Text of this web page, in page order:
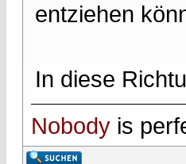
entziehen
In diese
Nobody is